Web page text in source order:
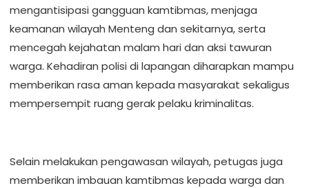
mengantisipasi gangguan kamtibmas, menjaga
keamanan wilayah Menteng dan sekitarnya, serta
mencegah kejahatan malam hari dan aksi tawuran
warga. Kehadiran polisi di lapangan diharapkan mampu
memberikan rasa aman kepada masyarakat sekaligus
mempersempit ruang gerak pelaku kriminalitas.
Selain melakukan pengawasan wilayah, petugas juga
memberikan imbauan kamtibmas kepada warga dan